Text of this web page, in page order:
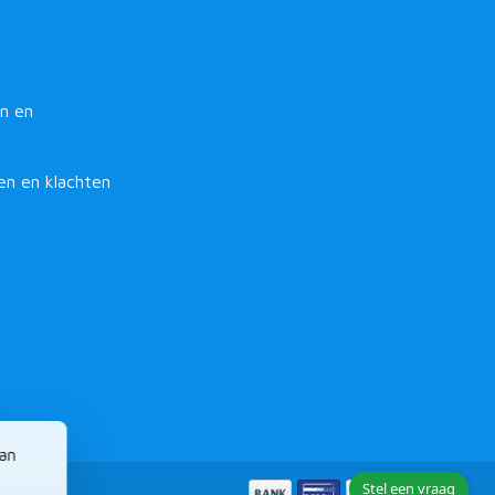
en
en klachten
Stel een vraag